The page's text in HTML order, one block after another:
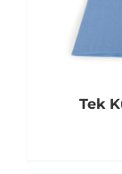
Tek